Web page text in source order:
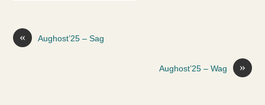
« Aughost’25 – Sag
»
Aughost’25 – Wag